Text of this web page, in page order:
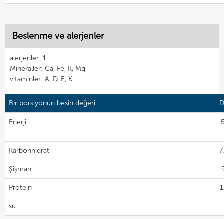
Beslenme ve alerjenler
alerjenler: 1
Mineraller: Ca, Fe, K, Mg
vitaminler: A, D, E, K
Bir porsiyonun besin değeri
Enerji
Karbonhidrat
Şişman
Protein
su